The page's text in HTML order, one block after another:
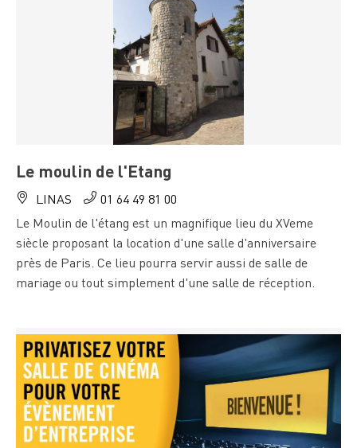
Le moulin de l'Etang
LINAS
01 64 49 81 00
Le Moulin de l'étang est un magnifique lieu du XVeme
siècle proposant la location d'une salle d'anniversaire
près de Paris. Ce lieu pourra servir aussi de salle de
mariage ou tout simplement d'une salle de réception.